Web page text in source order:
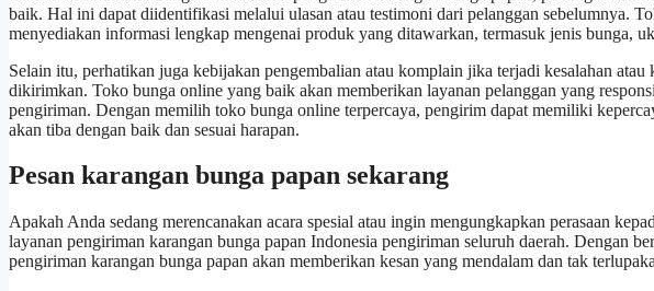
baik. Hal ini dapat diidentifikasi melalui ulasan atau testimoni dari pelanggan sebelumnya.
menyediakan informasi lengkap mengenai produk yang ditawarkan, termasuk jenis bunga,
Selain itu, perhatikan juga kebijakan pengembalian atau komplain jika terjadi kesalahan atau
dikirimkan. Toko bunga online yang baik akan memberikan layanan pelanggan yang
pengiriman. Dengan memilih toko bunga online terpercaya, pengirim dapat memiliki
akan tiba dengan baik dan sesuai harapan.
Pesan karangan bunga papan sekarang
Apakah Anda sedang merencanakan acara spesial atau ingin mengungkapkan perasaan
layanan pengiriman karangan bunga papan Indonesia pengiriman seluruh daerah. Dengan
pengiriman karangan bunga papan akan memberikan kesan yang mendalam dan tak